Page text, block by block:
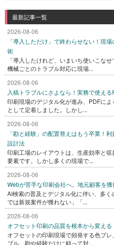
最新記事一覧
2026-08-06
「導入しただけ」で終わらせない！現
術
「導入したけれど、いまいち使いこな
機械ごとのトラブル対応に現場...
2026-08-06
入稿トラブルにさよなら！実務で使え
印刷現場のデジタル化が進み、PDFに
として定着しました。しかし...
2026-08-06
「勘と経験」の配置替えはもう卒業！
設計法
印刷工場のレイアウトは、生産効率と
要素です。しかし多くの現場で...
2026-08-06
Webが苦手な印刷会社へ。地元顧客を
AI検索の普及とデジタル化に伴い、多
では新規案件が獲れない」「...
2026-08-06
オフセット印刷の品質を根本から変える
オフセットの印刷現場で頻発する色ブ
ブル。勘や経験だけに頼って対...